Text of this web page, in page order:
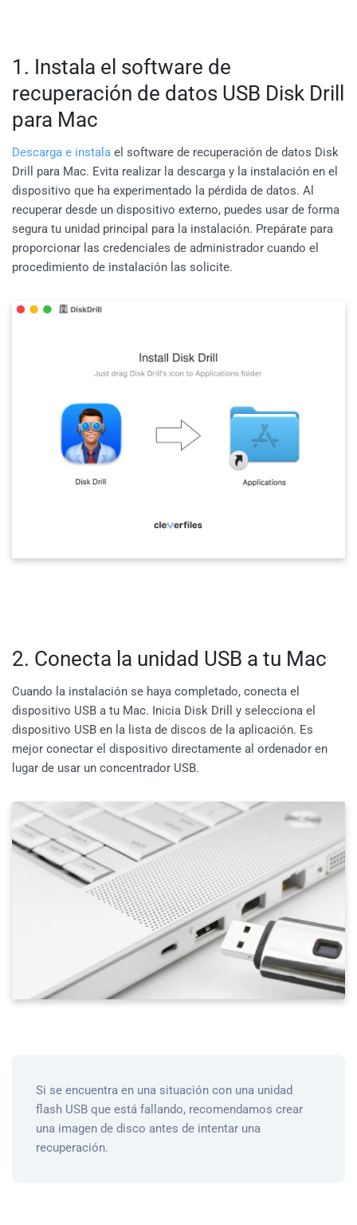
1. Instala el software de
recuperación de datos USB Disk Drill
para Mac
Descarga e instala el software de recuperación de datos Disk
Drill para Mac. Evita realizar la descarga y la instalación en el
dispositivo que ha experimentado la pérdida de datos. Al
recuperar desde un dispositivo externo, puedes usar de forma
segura tu unidad principal para la instalación. Prepárate para
proporcionar las credenciales de administrador cuando el
procedimiento de instalación las solicite.
2. Conecta la unidad USB a tu Mac
Cuando la instalación se haya completado, conecta el
dispositivo USB a tu Mac. Inicia Disk Drill y selecciona el
dispositivo USB en la lista de discos de la aplicación. Es
mejor conectar el dispositivo directamente al ordenador en
lugar de usar un concentrador USB.
Si se encuentra en una situación con una unidad
flash USB que está fallando, recomendamos crear
una imagen de disco antes de intentar una
recuperación.